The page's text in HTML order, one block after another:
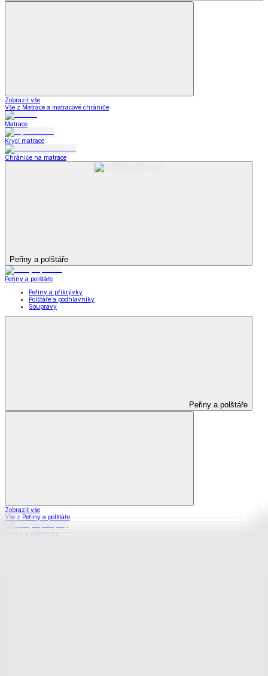
Zobrazit vše
Vše z Matrace a matracové chrániče
Matrace
Krycí matrace
Chrániče na matrace
Peřiny a polštáře
Peřiny a polštáře
Peřiny a přikrývky
Polštáře a podhlavníky
Soupravy
Peřiny a polštáře
Zobrazit vše
Vše z Peřiny a polštáře
Peřiny a přikrývky